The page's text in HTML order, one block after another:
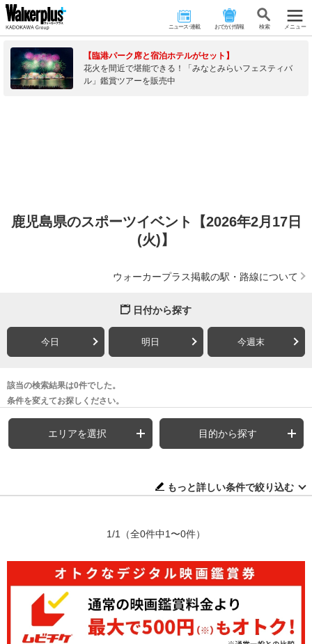
ニュース･連載 おでかけ情報 検 索 メニュー
【臨港パーク席と宿泊ホテルがセット】
花火を間近で堪能できる！「みなとみらいフェスティバ
ル」鑑賞ツアーを販売中
鹿児島県のスポーツイベント【2026年2月17日
(火)】
ウォーカープラス掲載の駅・路線について
日付から探す
今日 明日 今週末
該当の検索結果は0件でした。
条件を変えてお探しください。
エリアを選択 目的から探す
もっと詳しい条件で絞り込む
1/1 （全0件中1〜0件）